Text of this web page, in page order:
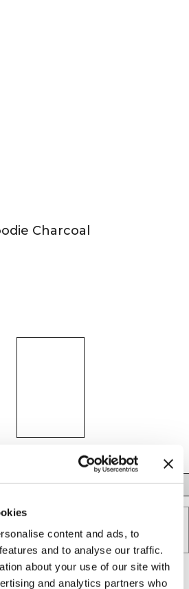
content and ads, to
and to analyse our traffic.
about your use of our site with
and analytics partners who
Charcoal
M L XL XXL
5% elastaan